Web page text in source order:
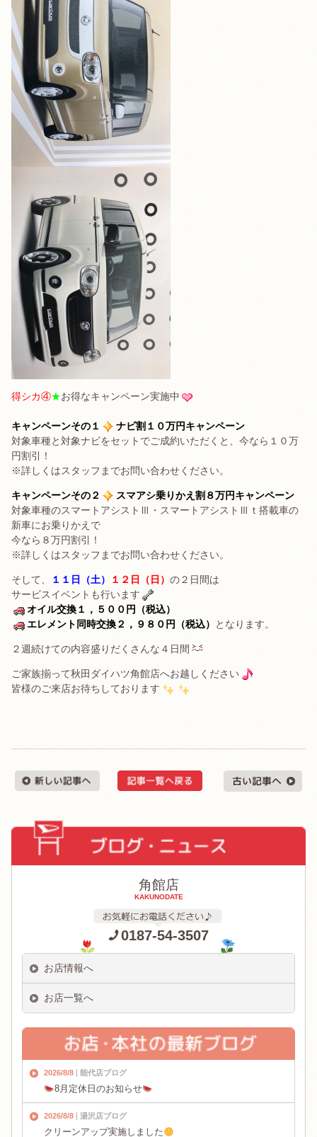
得シカ④★お得なキャンペーン実施中
キャンペーンその１
ナビ割１０万円キャンペーン
対象車種と対象ナビをセットでご成約いただくと、今なら１０万
円割引！
※詳しくはスタッフまでお問い合わせください。
キャンペーンその２
スマアシ乗りかえ割８万円キャンペーン
対象車種のスマートアシストⅢ・スマートアシストⅢｔ搭載車の
新車にお乗りかえで
今なら８万円割引！
※詳しくはスタッフまでお問い合わせください。
そして、 １１日（土） １２日（日） の２日間は
サービスイベントも行います
オイル交換１，５００円（税込）
エレメント同時交換２，９８０円（税込）
となります。
２週続けての内容盛りだくさんな４日間
ご家族揃って秋田ダイハツ角館店へお越しください
皆様のご来店お待ちしております
角館店
KAKUNODATE
0187-54-3507
お店情報へ
お店一覧へ
2026/8/8 能代店ブログ
8月定休日のお知らせ
2026/8/8 湯沢店ブログ
クリーンアップ実施しました